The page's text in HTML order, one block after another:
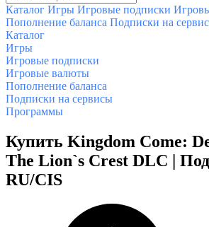
Каталог Игры Игровые подписки
Пополнение баланса Подписки на
Каталог
Игры
Игровые подписки
Игровые валюты
Пополнение баланса
Подписки на сервисы
Программы
Купить Kingdom Come:
The Lion`s Crest DLC |
RU/CIS